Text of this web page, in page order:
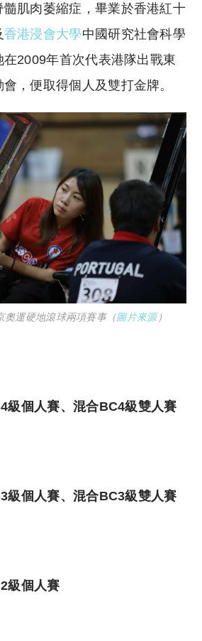
肌肉萎縮症，畢業於香港紅十
香港浸會大學中國研究社會科學
2009年首次代表港隊出戰東
，便取得個人及雙打金牌。
奧運硬地滾球兩項賽事（圖片來源）
級個人賽、混合BC4級雙人賽
級個人賽、混合BC3級雙人賽
級個人賽